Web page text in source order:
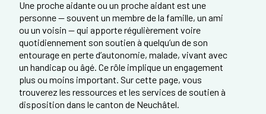
Une proche aidante ou un proche aidant est une
personne — souvent un membre de la famille, un ami
ou un voisin — qui apporte régulièrement voire
quotidiennement son soutien à quelqu’un de son
entourage en perte d’autonomie, malade, vivant avec
un handicap ou âgé. Ce rôle implique un engagement
plus ou moins important. Sur cette page, vous
trouverez les ressources et les services de soutien à
disposition dans le canton de Neuchâtel.